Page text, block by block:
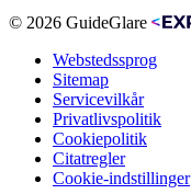
© 2026 GuideGlare
Webstedssprog
Sitemap
Servicevilkår
Privatlivspolitik
Cookiepolitik
Citatregler
Cookie-indstillinger